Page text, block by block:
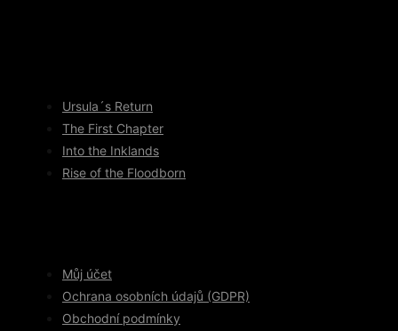
Ursula´s Return
The First Chapter
Into the Inklands
Rise of the Floodborn
Můj účet
Ochrana osobních údajů (GDPR)
Obchodní podmínky